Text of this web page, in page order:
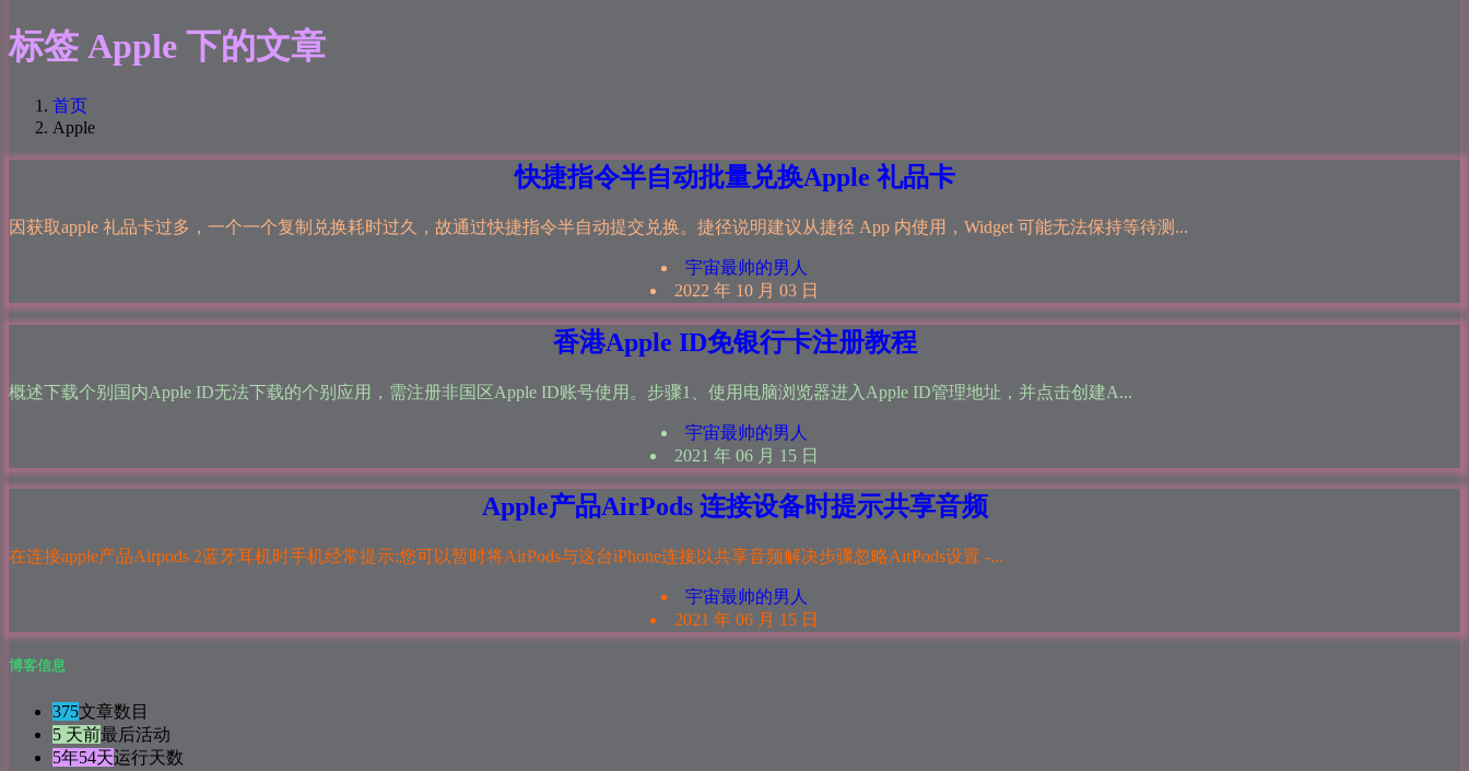
标签 Apple 下的文章
首页
Apple
快捷指令半自动批量兑换Apple 礼品卡
因获取apple 礼品卡过多，一个一个复制兑换耗时过久，故通过快捷指令半自动提交兑换。捷径说明建议从捷径 App 内使用，Widget 可能无法保持等待测...
宇宙最帅的男人
2022 年 10 月 03 日
香港Apple ID免银行卡注册教程
概述下载个别国内Apple ID无法下载的个别应用，需注册非国区Apple ID账号使用。步骤1、使用电脑浏览器进入Apple ID管理地址，并点击创建A...
宇宙最帅的男人
2021 年 06 月 15 日
Apple产品AirPods 连接设备时提示共享音频
在连接apple产品Airpods 2蓝牙耳机时手机经常提示:您可以暂时将AirPods与这台iPhone连接以共享音频解决步骤忽略AirPods设置 -...
宇宙最帅的男人
2021 年 06 月 15 日
博客信息
375文章数目
5 天前最后活动
5年54天运行天数